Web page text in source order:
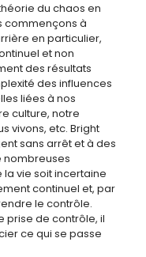
du chaos en
commençons à
en particulier,
et non
des résultats
des influences
liées à nos
culture, notre
vivons, etc. Bright
sans arrêt et à des
nombreuses
vie soit incertaine
continuel et, par
le contrôle.
prise de contrôle, il
ce qui se passe